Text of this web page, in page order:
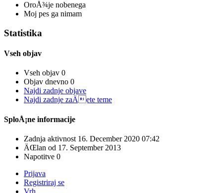
OroÅ¾je nobenega
Moj pes ga nimam
Statistika
Vseh objav
Vseh objav 0
Objav dnevno 0
Najdi zadnje objave
Najdi zadnje zaÄete teme
SploÅ¡ne informacije
Zadnja aktivnost 16. December 2020 07:42
ÄŒlan od 17. September 2013
Napotitve 0
Prijava
Registriraj se
Vrh